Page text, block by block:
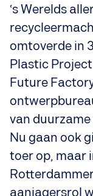
‘s Werelds
omtoverde in
Plastic
Future
van
Nu gaan ook
toer op, maar
aanjagersrol